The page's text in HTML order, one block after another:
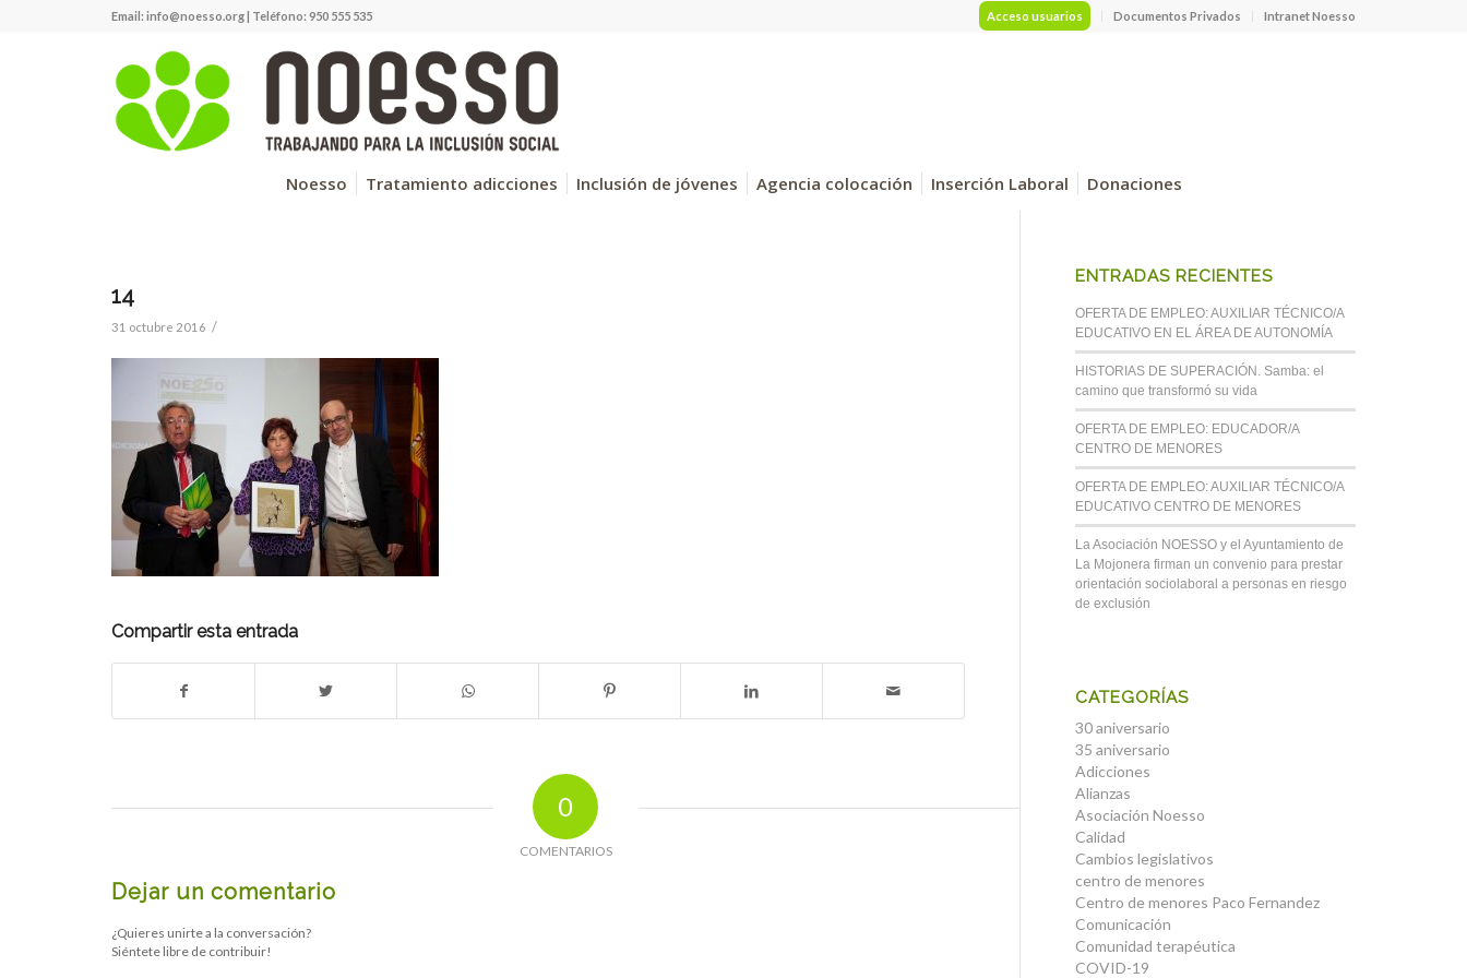
Acceso usuarios Documentos Privados Intranet Noesso
Email: info@noesso.org| Teléfono: 950 555 535
Noesso Tratamiento adicciones Inclusión de jóvenes Agencia colocación Inserción Laboral Donaciones
14
31 octubre 2016 /
Compartir esta entrada
0
COMENTARIOS
Dejar un comentario
¿Quieres unirte a la conversación?
Siéntete libre de contribuir!
ENTRADAS RECIENTES
OFERTA DE EMPLEO: AUXILIAR TÉCNICO/A
EDUCATIVO EN EL ÁREA DE AUTONOMÍA
HISTORIAS DE SUPERACIÓN. Samba: el
camino que transformó su vida
OFERTA DE EMPLEO: EDUCADOR/A
CENTRO DE MENORES
OFERTA DE EMPLEO: AUXILIAR TÉCNICO/A
EDUCATIVO CENTRO DE MENORES
La Asociación NOESSO y el Ayuntamiento de
La Mojonera firman un convenio para prestar
orientación sociolaboral a personas en riesgo
de exclusión
CATEGORÍAS
30 aniversario
35 aniversario
Adicciones
Alianzas
Asociación Noesso
Calidad
Cambios legislativos
centro de menores
Centro de menores Paco Fernandez
Comunicación
Comunidad terapéutica
COVID-19